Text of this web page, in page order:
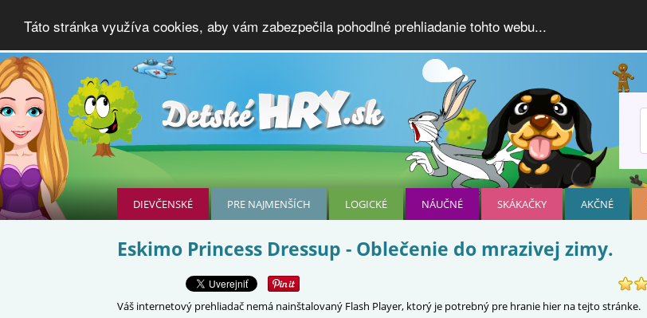
Táto stránka využíva cookies, aby vám zabezpečila pohodlné prehliadanie tohto webu...
DIEVČENSKÉ PRE NAJMENŠÍCH LOGICKÉ NÁUČNÉ SKÁKAČKY AKČNÉ
Eskimo Princess Dressup - Oblečenie do mrazivej zimy.
Váš internetový prehliadač nemá nainštalovaný Flash Player, ktorý je potrebný pre hranie hier na tejto stránke.